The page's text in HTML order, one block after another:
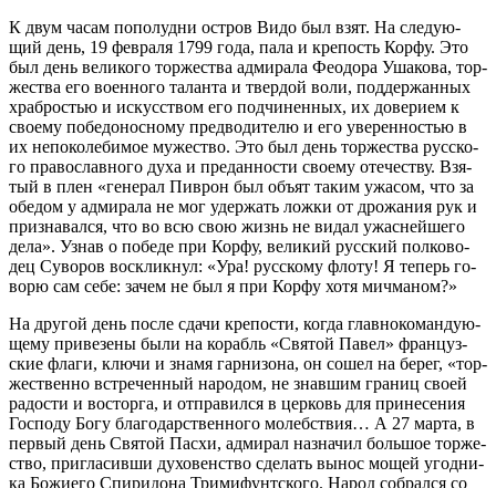
К двум ча­сам по­по­лу­дни ост­ров Ви­до был взят. На сле­ду­ю­
щий день, 19 фев­ра­ля 1799 го­да, па­ла и кре­пость Кор­фу. Это
был день ве­ли­ко­го тор­же­ства адми­ра­ла Фе­о­до­ра Уша­ко­ва, тор­
же­ства его во­ен­но­го та­лан­та и твер­дой во­ли, под­дер­жан­ных
храб­ро­стью и ис­кус­ством его под­чи­нен­ных, их до­ве­ри­ем к
сво­е­му по­бе­до­нос­но­му пред­во­ди­те­лю и его уве­рен­но­стью в
их непо­ко­ле­би­мое му­же­ство. Это был день тор­же­ства рус­ско­
го пра­во­слав­но­го ду­ха и пре­дан­но­сти сво­е­му оте­че­ству. Взя­
тый в плен «ге­не­рал Пиврон был объ­ят та­ким ужа­сом, что за
обе­дом у адми­ра­ла не мог удер­жать лож­ки от дро­жа­ния рук и
при­зна­вал­ся, что во всю свою жизнь не ви­дал ужас­ней­ше­го
де­ла». Узнав о по­бе­де при Кор­фу, ве­ли­кий рус­ский пол­ко­во­
дец Су­во­ров вос­клик­нул: «Ура! рус­ско­му фло­ту! Я те­перь го­
во­рю сам се­бе: за­чем не был я при Кор­фу хо­тя мич­ма­ном?»
На дру­гой день по­сле сда­чи кре­по­сти, ко­гда глав­но­ко­ман­ду­ю­
ще­му при­ве­зе­ны бы­ли на ко­рабль «Свя­той Па­вел» фран­цуз­
ские фла­ги, клю­чи и зна­мя гар­ни­зо­на, он со­шел на бе­рег, «тор­
же­ствен­но встре­чен­ный на­ро­дом, не знав­шим гра­ниц сво­ей
ра­до­сти и вос­тор­га, и от­пра­вил­ся в цер­ковь для при­не­се­ния
Гос­по­ду Бо­гу бла­годар­ствен­но­го мо­леб­ствия… А 27 мар­та, в
пер­вый день Свя­той Пас­хи, адми­рал на­зна­чил боль­шое тор­же­
ство, при­гла­сив­ши ду­хо­вен­ство сде­лать вы­нос мо­щей угод­ни­
ка Бо­жи­его Спи­ри­до­на Три­ми­фунт­ско­го. На­род со­брал­ся со